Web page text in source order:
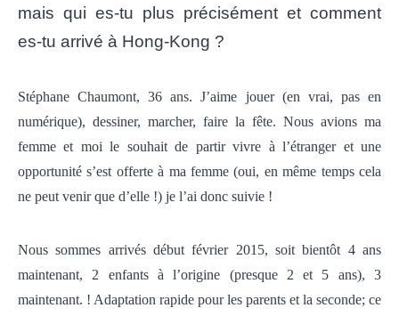
mais qui es-tu plus précisément et comment
es-tu arrivé à Hong-Kong ?
Stéphane Chaumont, 36 ans.J’aime jouer (en vrai, pas en
numérique), dessiner, marcher, faire la fête. Nous avions ma
femme et moi le souhait de partir vivre à l’étranger et une
opportunité s’est offerte à ma femme (oui, en même temps cela
ne peut venir que d’elle !) je l’ai donc suivie !
Nous sommes arrivés début février 2015, soit bientôt 4 ans
maintenant, 2 enfants à l’origine (presque 2 et 5 ans), 3
maintenant. ! Adaptation rapide pour les parents et la seconde; ce